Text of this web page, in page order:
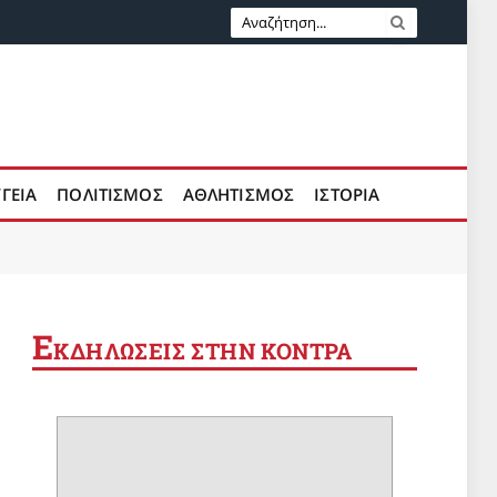
ΠΟΛΙΤΙΣΜΟΣ ΑΘΛΗΤΙΣΜΟΣ ΙΣΤΟΡΙΑ
ΕΚΔΗΛΩΣΕΙΣ ΣΤΗΝ ΚΟΝΤΡΑ